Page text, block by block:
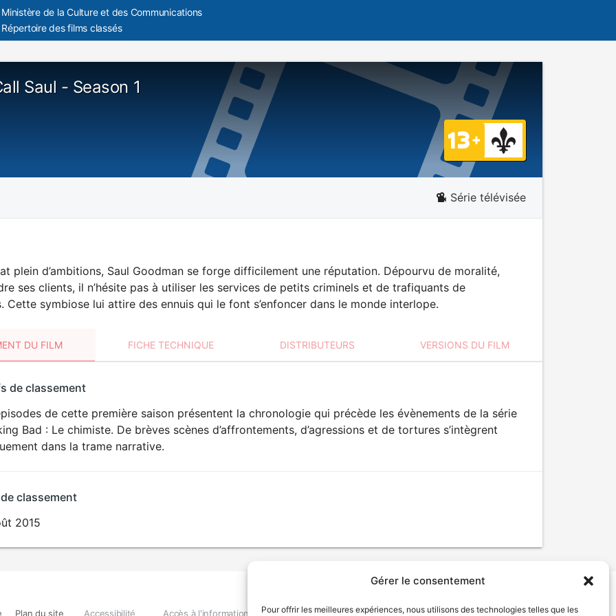
Gérer le consentement
Pour offrir les meilleures expériences, nous utilisons des technologies telles que les
Ministère de la Culture et des Communications
Répertoire des films classés
Saul - Season 1
Série télévisée
plein d’ambitions, Saul Goodman se forge difficilement une réputation. Dépourvu de moralité,
ses clients, il n’hésite pas à utiliser les services de petits criminels et de trafiquants de
Cette symbiose lui attire des ennuis qui le font s’enfoncer dans le monde interlope.
DU FILM FICHE TECHNIQUE DISTRIBUTEURS VERSIONS DU FILM
de classement
de cette première saison présentent la chronologie qui précède les évènements de la série
Bad : Le chimiste. De brèves scènes d’affrontements, d’agressions et de tortures s’intègrent
dans la trame narrative.
classement
2015
Plan du site Accessibilité Accès à l'information Déclaration de services Politique de confidentialité